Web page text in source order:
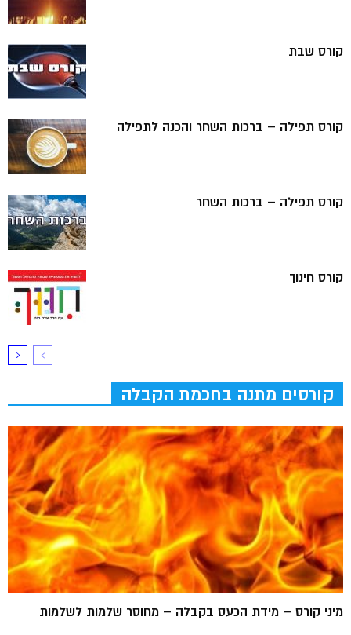
קורס שבת
קורס תפילה – ברכות השחר והכנה לתפילה
קורס תפילה – ברכות השחר
קורס חינוך
קורסים מתנה בחכמת הקבלה
מיני קורס – מידת הכעס בקבלה – מחוסר שלמות לשלמות